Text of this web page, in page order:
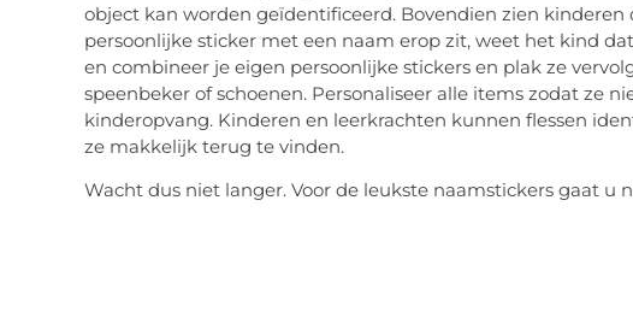
object kan worden geïdentificeerd. Bovendien zien kinderen
persoonlijke sticker met een naam erop zit, weet het kind
en combineer je eigen persoonlijke stickers en plak ze
speenbeker of schoenen. Personaliseer alle items zodat ze
kinderopvang. Kinderen en leerkrachten kunnen flessen
ze makkelijk terug te vinden.
Wacht dus niet langer. Voor de leukste naamstickers gaat u